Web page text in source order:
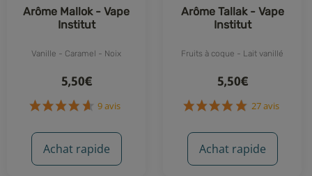
Arôme Mallok - Vape
Institut
Vanille - Caramel - Noix
5,50€
Achat rapide
Arôme Tallak - Vape
Institut
Fruits à coque - Lait vanillé
5,50€
Achat rapide